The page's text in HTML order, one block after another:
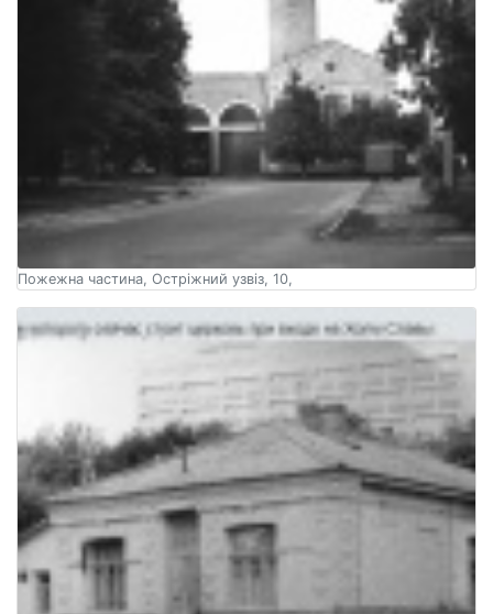
Пожежна частина, Остріжний узвіз, 10,